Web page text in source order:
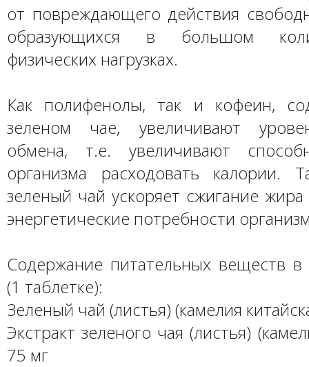
от повреждающего действия
образующихся в большом
физических нагрузках.
Как полифенолы, так и кофеин,
зеленом чае, увеличивают
обмена, т.е. увеличивают
организма расходовать калории.
зеленый чай ускоряет сжигание
энергетические потребности
Содержание питательных веществ
(1 таблетке):
Зеленый чай (листья) (камелия
Экстракт зеленого чая (листья)
75 мг